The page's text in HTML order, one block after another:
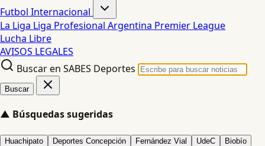
Futbol Internacional
La Liga Liga Profesional Argentina Premier League
Lucha Libre
AVISOS LEGALES
Buscar en SABES Deportes
Buscar
▲ Búsquedas sugeridas
Huachipato Deportes Concepción Fernández Vial UdeC Biobío